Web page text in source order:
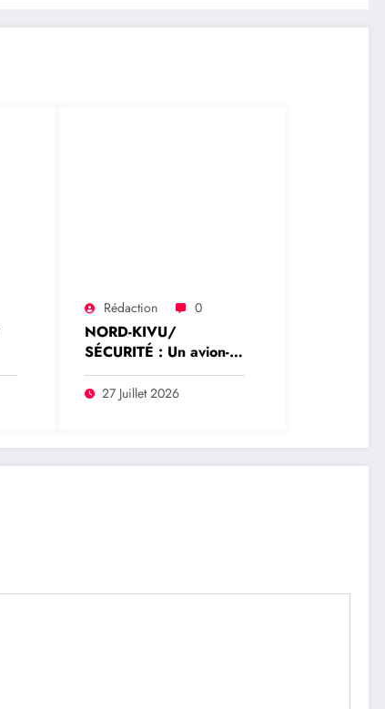
Rédaction 0
NORD-KIVU/
SÉCURITÉ : Un avion-
cargo de Tracep Congo
Aviation retrouvé
l’appareil
27 Juillet 2026